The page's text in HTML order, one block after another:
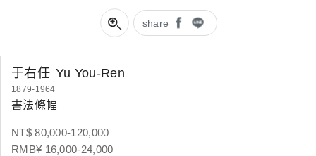
share
于右任 Yu You-Ren
1879-1964
書法條幅
NT$ 80,000-120,000
RMB¥ 16,000-24,000